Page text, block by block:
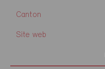
Canton
Site web